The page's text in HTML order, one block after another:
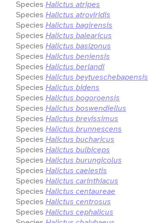
Species Halictus atripes
Species Halictus atroviridis
Species Halictus bagirensis
Species Halictus balearicus
Species Halictus basizonus
Species Halictus beniensis
Species Halictus berlandi
Species Halictus beytueschebapensis
Species Halictus bidens
Species Halictus bogoroensis
Species Halictus boswendiellus
Species Halictus brevissimus
Species Halictus brunnescens
Species Halictus bucharicus
Species Halictus bulbiceps
Species Halictus burungicolus
Species Halictus caelestis
Species Halictus carinthiacus
Species Halictus centaureae
Species Halictus centrosus
Species Halictus cephalicus